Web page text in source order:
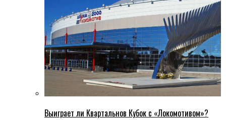
Выиграет ли Квартальнов Кубок с «Локомотивом»?